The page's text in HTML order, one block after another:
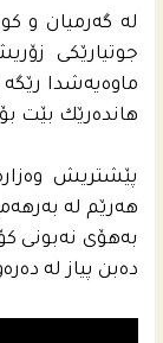
له‌ گه‌رمیان و
جوتیارێكى
ماوه‌یه‌شدا
هانده‌رێك بێت
پێشتریش
هه‌رێم له‌
به‌هۆی نه‌بونى
ده‌بن پیاز له‌